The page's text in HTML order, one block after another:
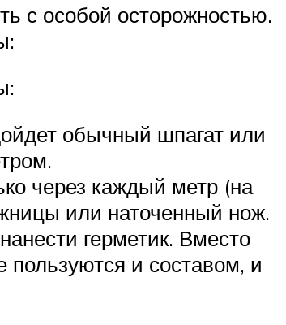
с особой осторожностью.
обычный шпагат или
через каждый метр (на
или наточенный нож.
герметик. Вместо
пользуются и составом, и